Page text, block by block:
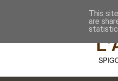
This
are